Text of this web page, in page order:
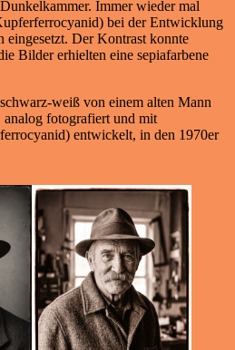
Immer wieder mal
bei der Entwicklung
Der Kontrast konnte
Bilder erhielten eine sepiafarbene
weiß von einem alten Mann
fotografiert und mit
entwickelt, in den 1970er